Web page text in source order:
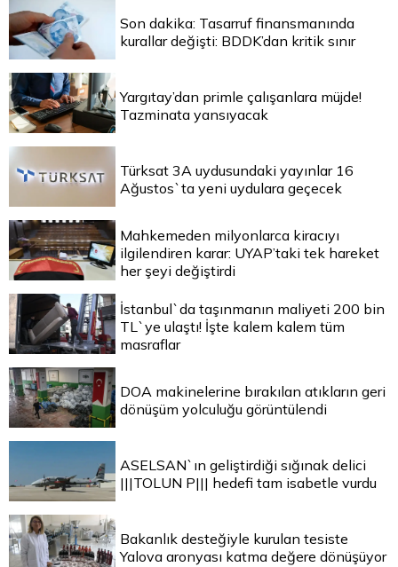
Son dakika: Tasarruf finansmanında
kurallar değişti: BDDK’dan kritik sınır
Yargıtay’dan primle çalışanlara müjde!
Tazminata yansıyacak
Türksat 3A uydusundaki yayınlar 16
Ağustos`ta yeni uydulara geçecek
Mahkemeden milyonlarca kiracıyı
ilgilendiren karar: UYAP’taki tek hareket
her şeyi değiştirdi
İstanbul`da taşınmanın maliyeti 200 bin
TL`ye ulaştı! İşte kalem kalem tüm
masraflar
DOA makinelerine bırakılan atıkların geri
dönüşüm yolculuğu görüntülendi
ASELSAN`ın geliştirdiği sığınak delici
|||TOLUN P||| hedefi tam isabetle vurdu
Bakanlık desteğiyle kurulan tesiste
Yalova aronyası katma değere dönüşüyor